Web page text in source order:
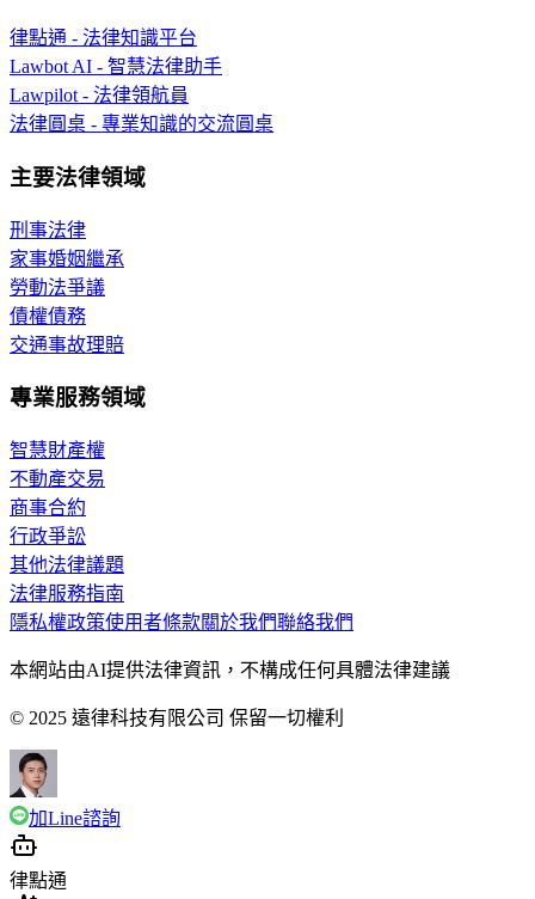
律點通 - 法律知識平台
Lawbot AI - 智慧法律助手
Lawpilot - 法律領航員
法律圓桌 - 專業知識的交流圓桌
主要法律領域
刑事法律
家事婚姻繼承
勞動法爭議
債權債務
交通事故理賠
專業服務領域
智慧財產權
不動產交易
商事合約
行政爭訟
其他法律議題
法律服務指南
隱私權政策使用者條款關於我們聯絡我們
本網站由AI提供法律資訊，不構成任何具體法律建議
© 2025 遠律科技有限公司 保留一切權利
加Line諮詢
律點通